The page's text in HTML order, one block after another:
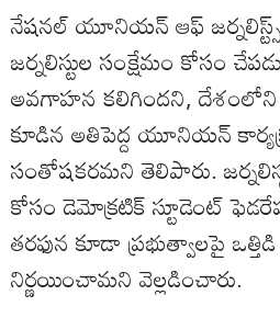
నేషనల్ యూనియన్ ఆఫ్
జర్నలిస్టుల సంక్షేమం కోసం
అవగాహన కలిగిందని, దేశంలోని
కూడిన అతిపెద్ద యూనియన్
సంతోషకరమని తెలిపారు.
కోసం డెమోక్రటిక్ స్టూడెంట్
తరఫున కూడా ప్రభుత్వాలపై
నిర్ణయించామని వెల్లడించారు.